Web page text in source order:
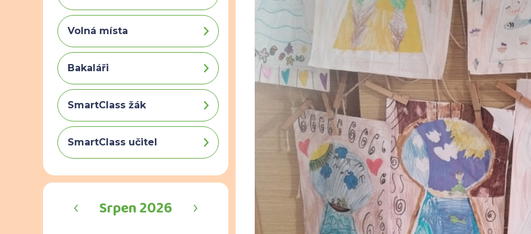
Volná místa
Bakaláři
SmartClass žák
SmartClass učitel
Srpen 2026